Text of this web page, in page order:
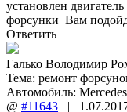
установлен
форсунки Вам
Ответить
Галько Володимир
Тема: ремонт
Автомобиль:
@ #11643 |